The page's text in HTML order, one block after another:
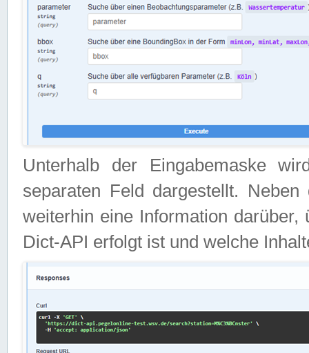
Unterhalb der Eingabemaske
separaten Feld dargestellt.
weiterhin eine Information
Dict-API erfolgt ist und welche